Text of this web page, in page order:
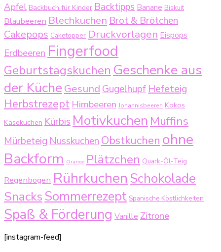
Apfel Backbuch für Kinder Backtipps Banane Biskuit
Blaubeeren Blechkuchen Brot & Brötchen
Cakepops Caketopper Druckvorlagen Eispops
Erdbeeren Fingerfood
Geburtstagskuchen Geschenke aus
der KücheGesund Gugelhupf Hefeteig
HerbstrezeptHimbeeren Johannisbeeren Kokos
Käsekuchen Kürbis Motivkuchen Muffins
Mürbeteig Nusskuchen Obstkuchen ohne
Backform Orange Plätzchen Quark-Öl-Teig
Regenbogen Rührkuchen Schokolade
SnacksSommerrezept Spanische Köstlichkeiten
Spaß & Förderung Vanille Zitrone
[instagram-feed]